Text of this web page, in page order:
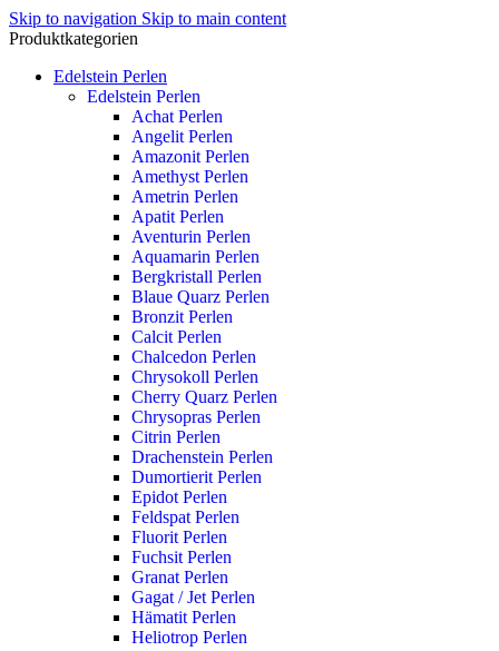
Skip to navigation Skip to main content
Produktkategorien
Edelstein Perlen
Edelstein Perlen
Achat Perlen
Angelit Perlen
Amazonit Perlen
Amethyst Perlen
Ametrin Perlen
Apatit Perlen
Aventurin Perlen
Aquamarin Perlen
Bergkristall Perlen
Blaue Quarz Perlen
Bronzit Perlen
Calcit Perlen
Chalcedon Perlen
Chrysokoll Perlen
Cherry Quarz Perlen
Chrysopras Perlen
Citrin Perlen
Drachenstein Perlen
Dumortierit Perlen
Epidot Perlen
Feldspat Perlen
Fluorit Perlen
Fuchsit Perlen
Granat Perlen
Gagat / Jet Perlen
Hämatit Perlen
Heliotrop Perlen